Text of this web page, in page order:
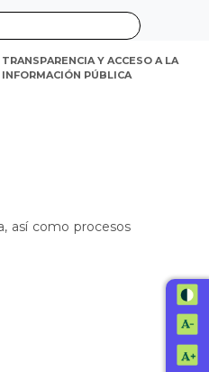
TRANSPARENCIA Y ACCESO A LA
INFORMACIÓN PÚBLICA
así como procesos